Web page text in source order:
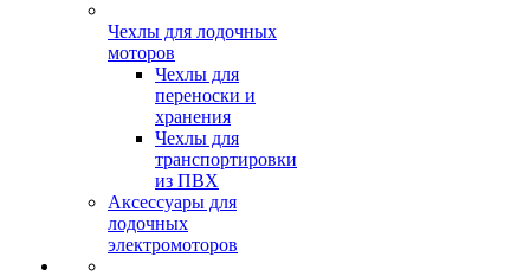
Чехлы для лодочных
моторов
Чехлы для
переноски и
хранения
Чехлы для
транспортировки
из ПВХ
Аксессуары для
лодочных
электромоторов